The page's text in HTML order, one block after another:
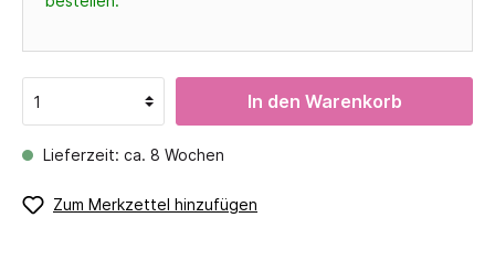
In den Warenkorb
Lieferzeit: ca. 8 Wochen
Zum Merkzettel hinzufügen